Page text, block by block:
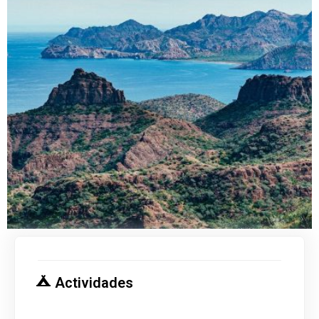
Actividades